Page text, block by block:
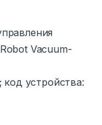
Vacuum-
код устройства: